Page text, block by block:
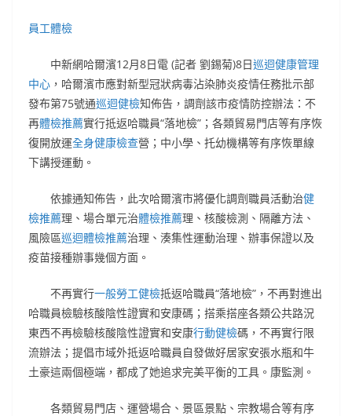
員工體檢
中新網哈爾濱12月8日電 (記者 劉錫菊)8日巡迴健康管理
中心 ，哈爾濱市應對新型冠狀病毒沾染肺炎疫情任務批示部
發布第75號通巡迴健檢知佈告，調劑該市疫情防控辦法：不
再體檢推薦實行抵返哈職員“落地檢”；各類貿易門店等有序恢
復開放運全身健康檢查營；中小學、托幼機構等有序恢單線
下講授運動。
依據通知佈告，此次哈爾濱市將優化調劑職員活動治健
檢推薦理、場合單元治體檢推薦理、核酸檢測、隔離方法、
風險區巡迴體檢推薦治理、湊集性運動治理、辦事保證以及
疫苗接種辦事幾個方面。
不再實行一般勞工健檢抵返哈職員“落地檢”，不再對進出
哈職員檢驗核酸陰性證實和安康碼；搭乘搭座各類公共路況
東西不再檢驗核酸陰性證實和安康行動健檢碼，不再實行限
流辦法；提倡市域外抵返哈職員自發做好居家安張水瓶和牛
土豪這兩個極端，都成了她追求完美平衡的工具。康監測。
各類貿易門店、運營場合、景區景點、宗教場合等有序